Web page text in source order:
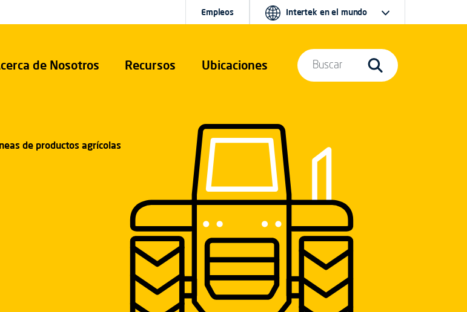
de Nosotros Recursos Ubicaciones
Empleos Intertek en el mundo
Buscar
de productos agrícolas